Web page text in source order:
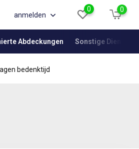
anmelden
0 0
Abdeckungen Sonstige
bedenktijd